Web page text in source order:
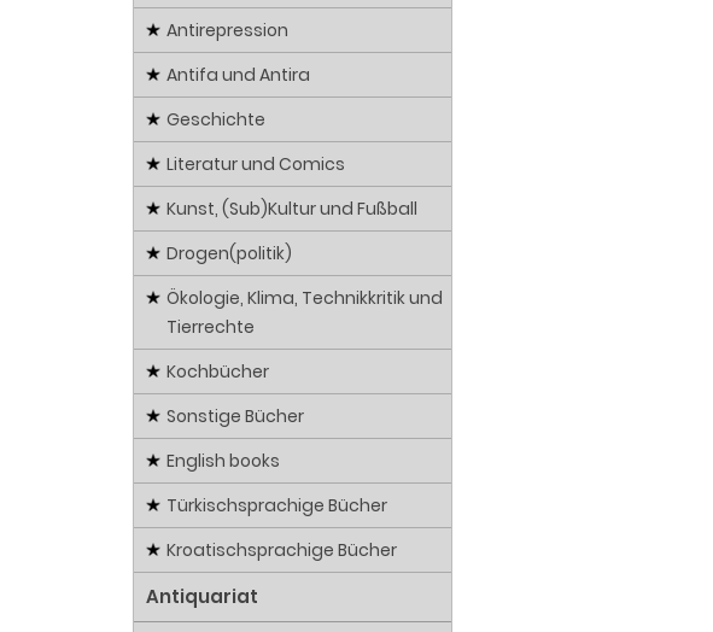
Antirepression
Antifa und Antira
Geschichte
Literatur und Comics
Kunst, (Sub)Kultur und Fußball
Drogen(politik)
Ökologie, Klima, Technikkritik und
Tierrechte
Kochbücher
Sonstige Bücher
English books
Türkischsprachige Bücher
Kroatischsprachige Bücher
Antiquariat